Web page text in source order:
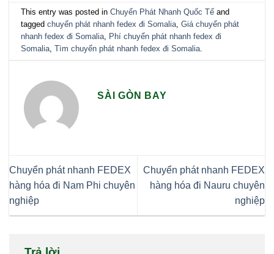
This entry was posted inChuyển Phát Nhanh Quốc Tế and
taggedchuyển phát nhanh fedex đi Somalia,Giá chuyển phát
nhanh fedex đi Somalia, Phí chuyển phát nhanh fedex đi
Somalia,Tìm chuyển phát nhanh fedex đi Somalia.
SÀI GÒN BAY
Chuyển phát nhanh FEDEX
hàng hóa đi Nam Phi chuyên
nghiệp
Chuyển phát nhanh FEDEX
hàng hóa đi Nauru chuyên
nghiệp